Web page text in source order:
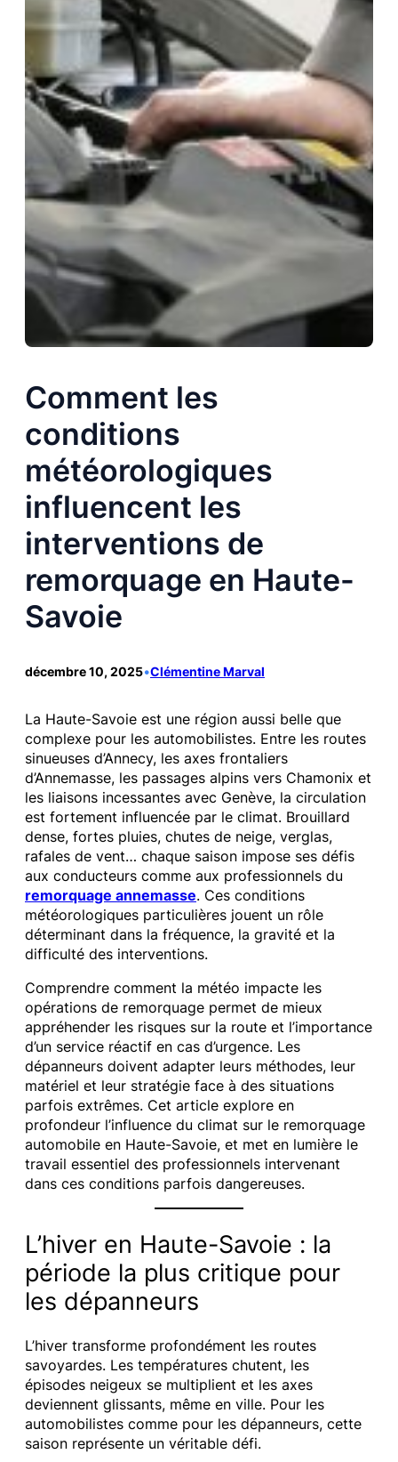
Comment les
conditions
météorologiques
influencent les
interventions de
remorquage en Haute-
Savoie
décembre 10, 2025•Clémentine Marval
La Haute-Savoie est une région aussi belle que
complexe pour les automobilistes. Entre les routes
sinueuses d’Annecy, les axes frontaliers
d’Annemasse, les passages alpins vers Chamonix et
les liaisons incessantes avec Genève, la circulation
est fortement influencée par le climat. Brouillard
dense, fortes pluies, chutes de neige, verglas,
rafales de vent… chaque saison impose ses défis
aux conducteurs comme aux professionnels du
remorquage annemasse. Ces conditions
météorologiques particulières jouent un rôle
déterminant dans la fréquence, la gravité et la
difficulté des interventions.
Comprendre comment la météo impacte les
opérations de remorquage permet de mieux
appréhender les risques sur la route et l’importance
d’un service réactif en cas d’urgence. Les
dépanneurs doivent adapter leurs méthodes, leur
matériel et leur stratégie face à des situations
parfois extrêmes. Cet article explore en
profondeur l’influence du climat sur le remorquage
automobile en Haute-Savoie, et met en lumière le
travail essentiel des professionnels intervenant
dans ces conditions parfois dangereuses.
L’hiver en Haute-Savoie : la
période la plus critique pour
les dépanneurs
L’hiver transforme profondément les routes
savoyardes. Les températures chutent, les
épisodes neigeux se multiplient et les axes
deviennent glissants, même en ville. Pour les
automobilistes comme pour les dépanneurs, cette
saison représente un véritable défi.